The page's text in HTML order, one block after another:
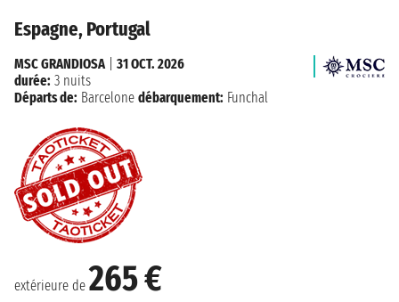
Espagne, Portugal
extérieure de 265 €
MSC GRANDIOSA| 31 OCT. 2026
durée: 3 nuits
Départs de: Barcelone débarquement: Funchal